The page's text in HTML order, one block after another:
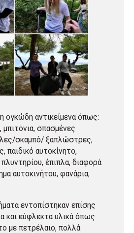
ογκώδη αντικείμενα όπως:
σπασμένες
σκαμπό/ ξαπλώστρες,
παιδικό αυτοκίνητο,
έπιπλα, διαφορά
αυτοκινήτου, φανάρια,
εντοπίστηκαν επίσης
και εύφλεκτα υλικά όπως
με πετρέλαιο, πολλά